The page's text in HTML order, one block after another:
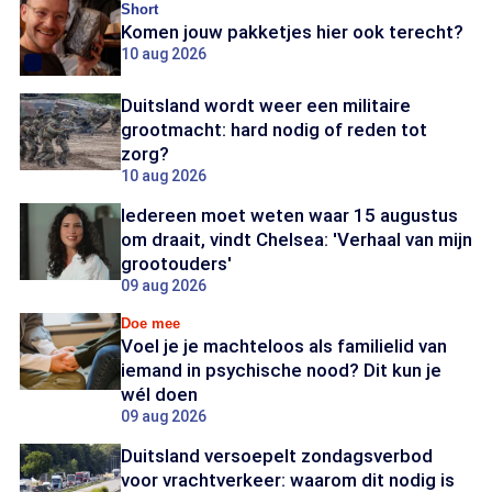
Short
Komen jouw pakketjes hier ook terecht?
10 aug 2026
Duitsland wordt weer een militaire
grootmacht: hard nodig of reden tot
zorg?
10 aug 2026
Iedereen moet weten waar 15 augustus
om draait, vindt Chelsea: 'Verhaal van mijn
grootouders'
09 aug 2026
Doe mee
Voel je je machteloos als familielid van
iemand in psychische nood? Dit kun je
wél doen
09 aug 2026
Duitsland versoepelt zondagsverbod
voor vrachtverkeer: waarom dit nodig is